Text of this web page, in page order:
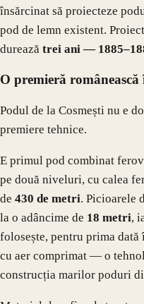
însărcinat să proiecteze
pod de lemn existent.
durează trei ani —
O premieră
Podul de la Cosmești nu e
premiere tehnice.
E primul pod combinat
pe două niveluri, cu calea
de 430 de metri. Picioarele
la o adâncime de 18 metri,
folosește, pentru prima dată
cu aer comprimat — o
construcția marilor poduri